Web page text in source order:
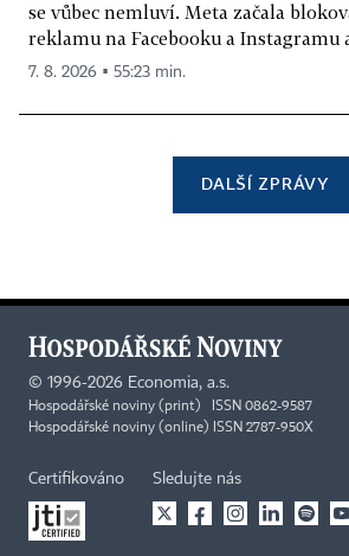
se vůbec nemluví. Meta začala
reklamu na Facebooku a Instagramu
7. 8. 2026 ▪ 55:23 min.
DALŠÍ ZPRÁVY
© 1996-2026 Economia, a.s.
Hospodářské noviny (print) ISSN 0862-9587
Hospodářské noviny (online) ISSN 2787-950X
Certifikováno Sledujte nás